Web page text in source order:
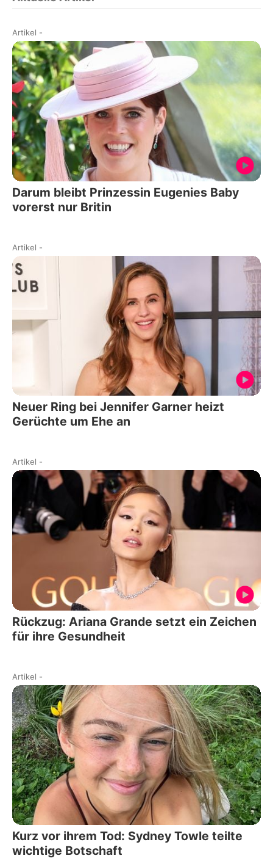
Artikel -
Darum bleibt Prinzessin Eugenies Baby
vorerst nur Britin
Artikel -
Neuer Ring bei Jennifer Garner heizt
Gerüchte um Ehe an
Artikel -
Rückzug: Ariana Grande setzt ein Zeichen
für ihre Gesundheit
Artikel -
Kurz vor ihrem Tod: Sydney Towle teilte
wichtige Botschaft